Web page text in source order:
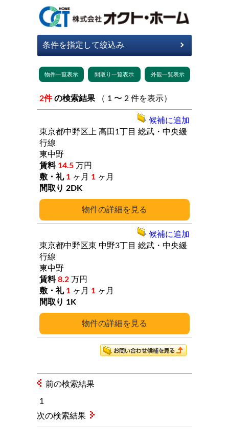
2件 の検索結果 （ 1 〜 2 件を表示）
詳細
東京都中野区上 高田1丁目 総武・中央緩
行線
東中野
14.5 万円
1 ヶ月 1 ヶ月
2DK
候補に追加
詳細
東京都中野区東 中野3丁目 総武・中央緩
行線
東中野
8.2 万円
1 ヶ月 1 ヶ月
1K
候補に追加
前の検索結果
1